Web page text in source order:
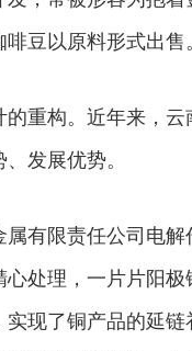
豆以原料形式出售。
重构。近年来，
发展优势。
有限责任公司电
处理，一片片阳
现了铜产品的延